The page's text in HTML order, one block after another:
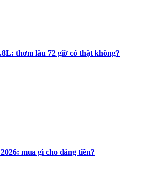
thơm lâu 72 giờ có thật không?
mua gì cho đáng tiền?